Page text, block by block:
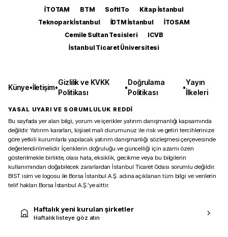
İTOTAM BTM SoftITo
Kitap İstanbul
Teknopark İstanbul
İDTM İstanbul
İTOSAM
Cemile Sultan Tesisleri
ICVB
İstanbul Ticaret Üniversitesi
Künye•İletişim•
Gizlilik ve KVKK
Politikası
•
Doğrulama
Politikası
•
Yayın
İlkeleri
YASAL UYARI VE SORUMLULUK REDDİ
Bu sayfada yer alan bilgi, yorum ve içerikler yatırım danışmanlığı kapsamında
değildir. Yatırım kararları, kişisel mali durumunuz ile risk ve getiri tercihlerinize
göre yetkili kurumlarla yapılacak yatırım danışmanlığı sözleşmesi çerçevesinde
değerlendirilmelidir. İçeriklerin doğruluğu ve güncelliği için azami özen
gösterilmekle birlikte, olası hata, eksiklik, gecikme veya bu bilgilerin
kullanımından doğabilecek zararlardan İstanbul Ticaret Odası sorumlu değildir.
BIST isim ve logosu ile Borsa İstanbul A.Ş. adına açıklanan tüm bilgi ve verilerin
telif hakları Borsa İstanbul A.Ş.’ye aittir.
Haftalık yeni kurulan şirketler
Haftalık listeye göz atın